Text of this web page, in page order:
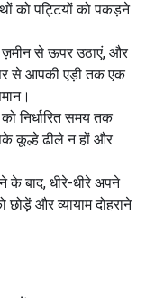
को पट्टियों को पकड़ने
से ऊपर उठाएं, और
से आपकी एड़ी तक एक
निर्धारित समय तक
कूल्हे ढीले न हों और
बाद, धीरे-धीरे अपने
छोड़ें और व्यायाम दोहराने